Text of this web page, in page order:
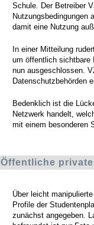
Schule. Der Betreiber
Nutzungsbedingungen
damit eine Nutzung
In einer Mitteilung
um öffentlich sichtbare
nun ausgeschlossen.
Datenschutzbehörden
Bedenklich ist die
Netzwerk handelt,
mit einem besonderen
Öffentliche
Über leicht
Profile der
zunächst angegeben.